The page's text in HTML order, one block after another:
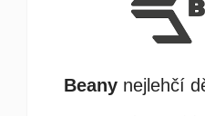
Beanynejlehčí